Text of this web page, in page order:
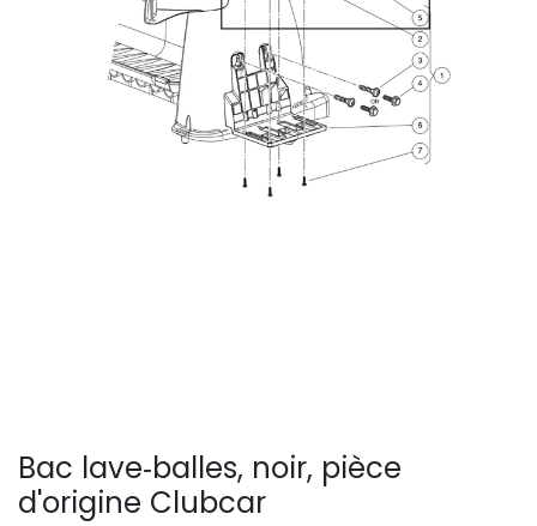
Bac lave‑balles, noir, pièce
d'origine Clubcar